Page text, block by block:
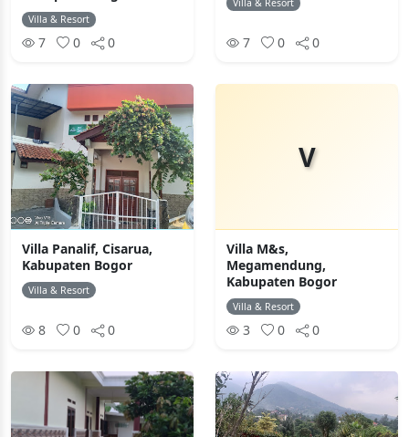
Villa & Resort
7 0 0
Villa & Resort
7 0 0
Villa Panalif, Cisarua,
Kabupaten Bogor
Villa & Resort
8 0 0
V
Villa M&s,
Megamendung,
Kabupaten Bogor
Villa & Resort
3 0 0